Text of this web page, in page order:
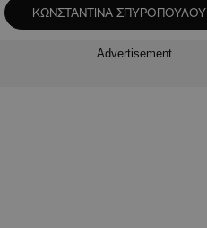
ΚΩΝΣΤΑΝΤΙΝΑ ΣΠΥΡΟΠΟΥΛΟΥ
Advertisement